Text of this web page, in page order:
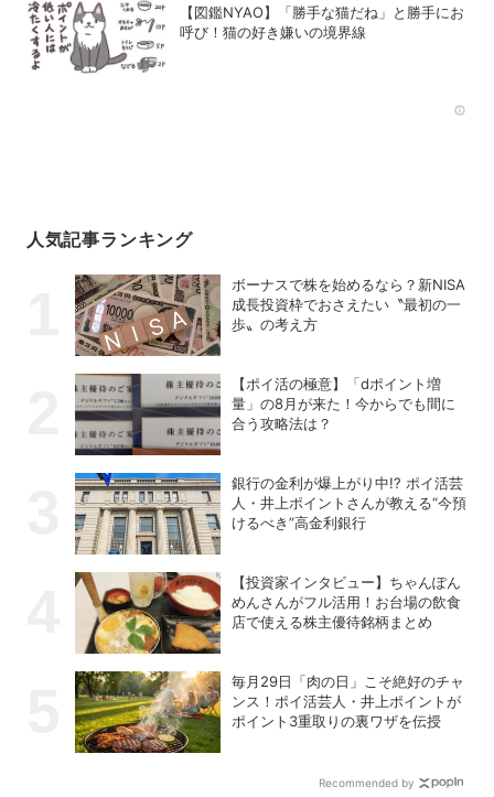
【図鑑NYAO】「勝手な猫だね」と勝手にお
呼び！猫の好き嫌いの境界線
人気記事ランキング
ボーナスで株を始めるなら？新NISA
成長投資枠でおさえたい〝最初の一
歩〟の考え方
【ポイ活の極意】「dポイント増
量」の8月が来た！今からでも間に
合う攻略法は？
銀行の金利が爆上がり中!? ポイ活芸
人・井上ポイントさんが教える“今預
けるべき”高金利銀行
【投資家インタビュー】ちゃんぽん
めんさんがフル活用！お台場の飲食
店で使える株主優待銘柄まとめ
毎月29日「肉の日」こそ絶好のチャ
ンス！ポイ活芸人・井上ポイントが
ポイント3重取りの裏ワザを伝授
Recommended by